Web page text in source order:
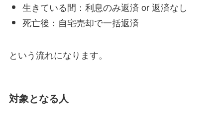
生きている間：利息のみ返済 or 返済なし
死亡後：自宅売却で一括返済
という流れになります。
対象となる人